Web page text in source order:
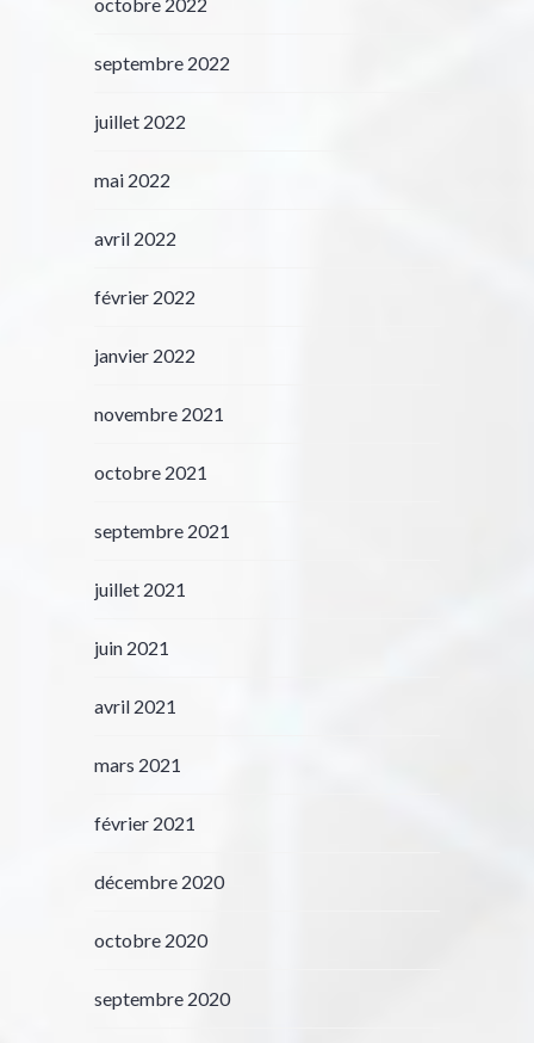
septembre 2022
juillet 2022
mai 2022
avril 2022
février 2022
janvier 2022
novembre 2021
octobre 2021
septembre 2021
juillet 2021
juin 2021
avril 2021
mars 2021
février 2021
décembre 2020
octobre 2020
septembre 2020